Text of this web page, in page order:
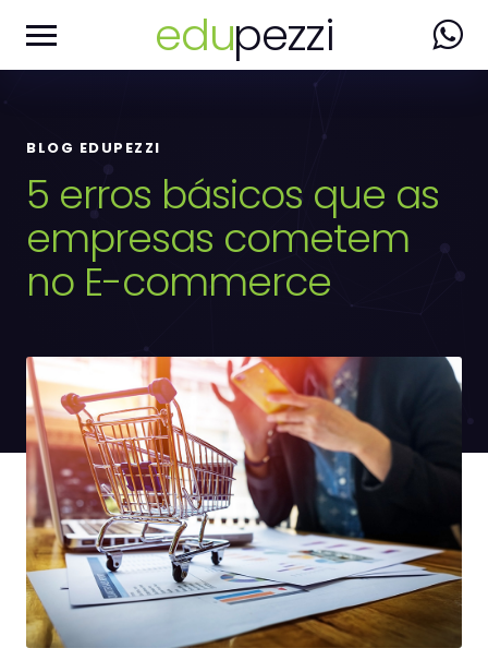
edupezzi
BLOG EDUPEZZI
5 erros básicos que as
empresas cometem
no E-commerce